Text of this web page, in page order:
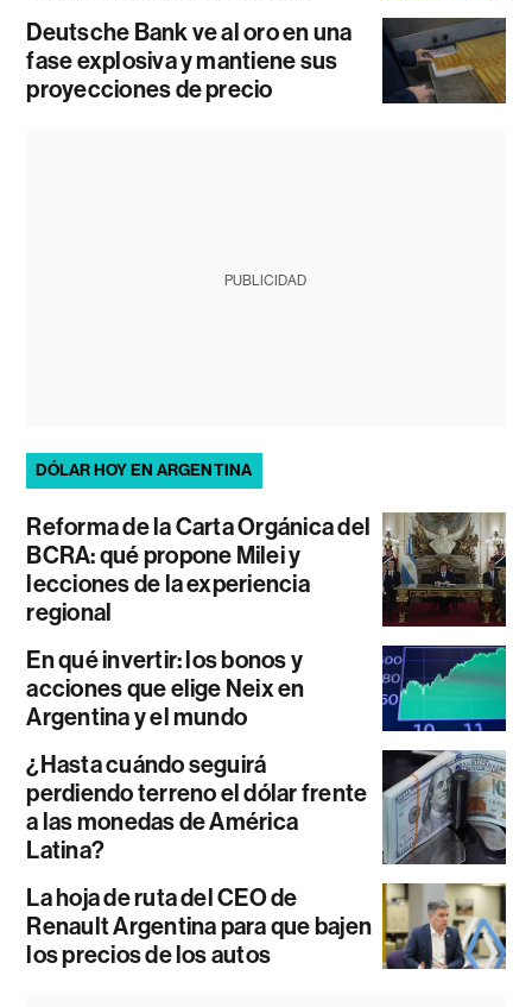
Deutsche Bank ve al oro en una
fase explosiva y mantiene sus
proyecciones de precio
PUBLICIDAD
DÓLAR HOY EN ARGENTINA
Reforma de la Carta Orgánica del
BCRA: qué propone Milei y
lecciones de la experiencia
regional
En qué invertir: los bonos y
acciones que elige Neix en
Argentina y el mundo
¿Hasta cuándo seguirá
perdiendo terreno el dólar frente
a las monedas de América
Latina?
La hoja de ruta del CEO de
Renault Argentina para que bajen
los precios de los autos